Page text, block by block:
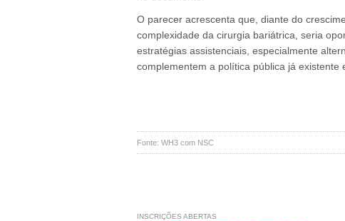
O parecer acrescenta que, diante do
complexidade da cirurgia bariátrica, seria
estratégias assistenciais, especialmente
complementem a política pública já existente
Fonte: WH3 com NSC
INSCRIÇÕES ABERTAS